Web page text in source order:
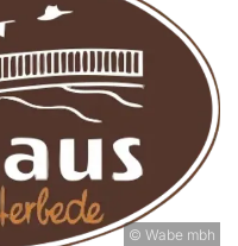
© Wabe mbh